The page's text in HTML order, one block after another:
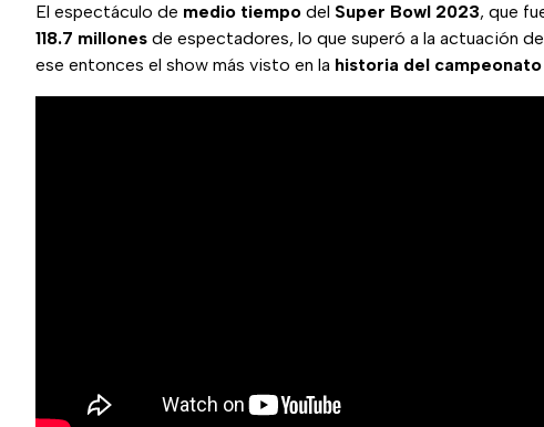
El espectáculo de medio tiempo del Super Bowl 2023, que
118.7 millones de espectadores, lo que superó a la actuación de
ese entonces el show más visto en la historia del campeonato